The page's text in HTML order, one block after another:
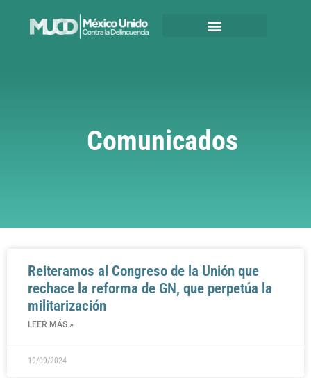
Comunicados
Reiteramos al Congreso de la Unión que
rechace la reforma de GN, que perpetúa la
militarización
LEER MÁS »
19/09/2024